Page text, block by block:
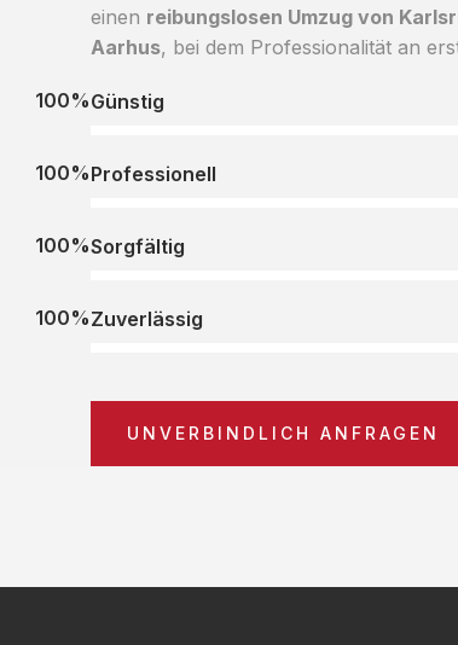
einen reibungslosen Umzug von
Aarhus, bei dem Professionalität an
Günstig
100%
Professionell
100%
Sorgfältig
100%
Zuverlässig
100%
UNVERBINDLICH ANFRAGEN